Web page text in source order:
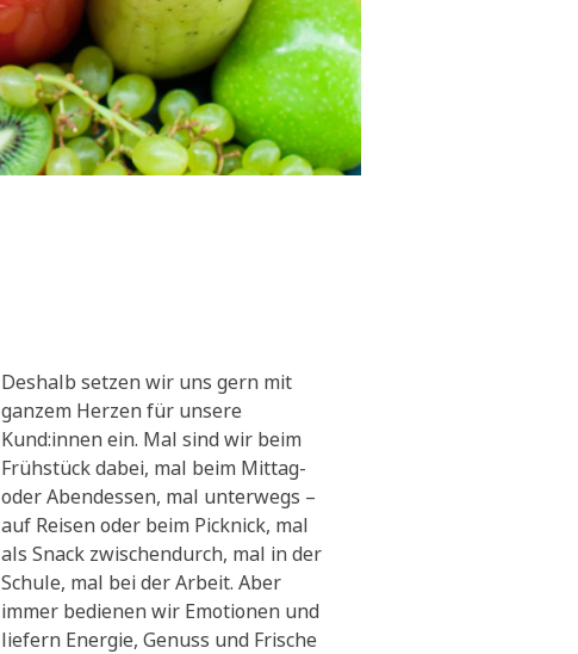
Deshalb setzen wir uns gern mit
ganzem Herzen für unsere
Kund:innen ein. Mal sind wir beim
Frühstück dabei, mal beim Mittag-
oder Abendessen, mal unterwegs –
auf Reisen oder beim Picknick, mal
als Snack zwischendurch, mal in der
Schule, mal bei der Arbeit. Aber
immer bedienen wir Emotionen und
liefern Energie, Genuss und Frische